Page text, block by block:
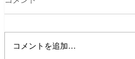
コメントを追加…